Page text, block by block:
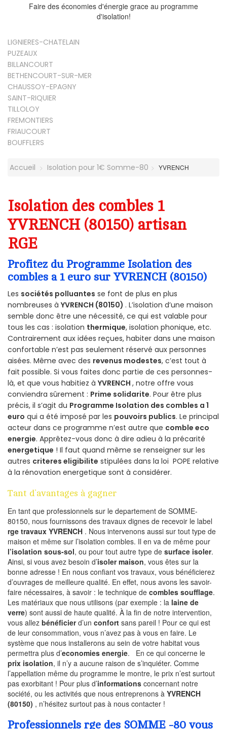
Faire des économies d'énergie grace au programme
d'isolation!
LIGNIERES-CHATELAIN
PUZEAUX
BILLANCOURT
BETHENCOURT-SUR-MER
CHAUSSOY-EPAGNY
SAINT-RIQUIER
TILLOLOY
FREMONTIERS
FRIAUCOURT
BOUFFLERS
Accueil Isolation pour 1€ Somme-80 YVRENCH
Isolation des combles 1
YVRENCH (80150) artisan
RGE
Profitez du Programme Isolation des
combles a 1 euro sur YVRENCH (80150)
Les sociétés polluantes se font de plus en plus
nombreuses à YVRENCH (80150) . L’isolation d’une maison
semble donc être une nécessité, ce qui est valable pour
tous les cas : isolation thermique, isolation phonique, etc.
Contrairement aux idées reçues, habiter dans une maison
confortable n’est pas seulement réservé aux personnes
aisées. Même avec des revenus modestes, c’est tout à
fait possible. Si vous faites donc partie de ces personnes-
là, et que vous habitiez à YVRENCH , notre offre vous
conviendra sûrement : Prime solidarite. Pour être plus
précis, il s’agit du Programme Isolation des combles a 1
euro qui a été imposé par les pouvoirs publics. Le principal
acteur dans ce programme n’est autre que comble eco
energie. Apprêtez-vous donc à dire adieu à la précarité
energetique ! Il faut quand même se renseigner sur les
autres criteres eligibilite stipulées dans la loi POPE relative
à la rénovation energetique sont à considérer.
Tant d’avantages à gagner
En tant que professionnels sur le departement de SOMME-
80150, nous fournissons des travaux dignes de recevoir le label
rge travaux YVRENCH . Nous intervenons aussi sur tout type de
maison et même sur l’isolation combles. Il en va de même pour
l’isolation sous-sol, ou pour tout autre type de surface isoler.
Ainsi, si vous avez besoin d’isoler maison, vous êtes sur la
bonne adresse ! En nous confiant vos travaux, vous bénéficierez
d’ouvrages de meilleure qualité. En effet, nous avons les savoir-
faire nécessaires, à savoir : le technique de combles soufflage.
Les matériaux que nous utilisons (par exemple : la laine de
verre) sont aussi de haute qualité. À la fin de notre intervention,
vous allez bénéficierd’un confort sans pareil ! Pour ce qui est
de leur consommation, vous n’avez pas à vous en faire. Le
système que nous installerons au sein de votre habitat vous
permettra plus d’economies energie. En ce qui concerne le
prix isolation, il n’y a aucune raison de s’inquiéter. Comme
l’appellation même du programme le montre, le prix n’est surtout
pas exorbitant ! Pour plus d’informations concernant notre
société, ou les activités que nous entreprenons à YVRENCH
(80150) , n’hésitez surtout pas à nous contacter !
Professionnels rge des SOMME -80 vous